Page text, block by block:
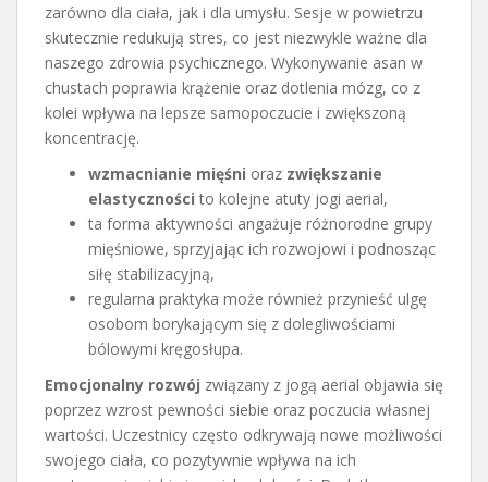
zarówno dla ciała, jak i dla umysłu. Sesje w powietrzu
skutecznie redukują stres, co jest niezwykle ważne dla
naszego zdrowia psychicznego. Wykonywanie asan w
chustach poprawia krążenie oraz dotlenia mózg, co z
kolei wpływa na lepsze samopoczucie i zwiększoną
koncentrację.
wzmacnianie mięśni oraz zwiększanie
elastyczności to kolejne atuty jogi aerial,
ta forma aktywności angażuje różnorodne grupy
mięśniowe, sprzyjając ich rozwojowi i podnosząc
siłę stabilizacyjną,
regularna praktyka może również przynieść ulgę
osobom borykającym się z dolegliwościami
bólowymi kręgosłupa.
Emocjonalny rozwój związany z jogą aerial objawia się
poprzez wzrost pewności siebie oraz poczucia własnej
wartości. Uczestnicy często odkrywają nowe możliwości
swojego ciała, co pozytywnie wpływa na ich